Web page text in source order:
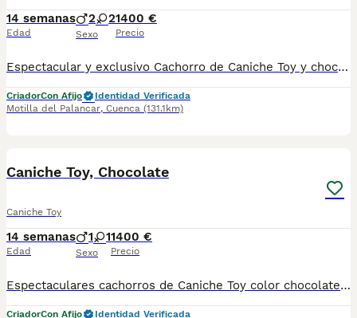
14 semanas
Edad
2 2
Sexo
1400 €
Precio
Espectacular y exclusivo Cachorro de Caniche Toy y chocolate con ojos verdes se entregan vacunados desparasitado y con garantía por escrito. Listos para su entrega inmediata. Se entregan personalmente en Valencia o Motilla de Palancar provincia de Cuenca se pueden venir a ver sin ningún compromiso. Te esperamos y te asesoraremos con mucho gusto.
CriadorCon Afijo
Identidad Verificada
Motilla del Palancar, Cuenca (131.1km)
Caniche Toy, Chocolate
Caniche Toy
14 semanas
Edad
1 1
Sexo
1400 €
Precio
Espectaculares cachorros de Caniche Toy color chocolate listos para su entrega cachorros muy sociabilizado y juguetones se pueden venir y ver sin ningún compromiso se entregan vacunados y desparasitado y con sus garantías correspondientes. El precio está fijado en el anuncio cachorros, esperando mucho amor para gente realmente interesada
CriadorCon Afijo Identidad Verificada